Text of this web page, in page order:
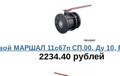
МАРШАЛ 11с67п СП.00, Ду 10,
2234.40 рублей